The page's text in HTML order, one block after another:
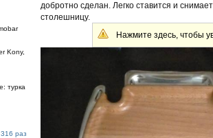
Kony,
турка
раз
добротно сделан. Легко ставится и
столешницу.
Нажмите здесь, чтобы